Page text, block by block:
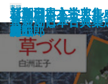
新潮日本文学ア
基次郎
《新潮日本古典集
新潮日本文学ア
多喜二
フランス革命の
新潮日本文学ア
中也
新潮日本文学ア
葉
《新潮日本古典
八
新潮日本文学ア
茂吉
《新潮日本古典
上
新潮日本文学ア
書籍
草づくし
新潮日本文学ア
一郎
新潮日本文学ア
雄
《新潮日本古典集
新潮日本文学ア
直哉
新潮日本文学ア
男
新潮日本文学ア
郎
《新潮日本古典
新潮日本文学ア
村
新潮日本文学ア
周五郎